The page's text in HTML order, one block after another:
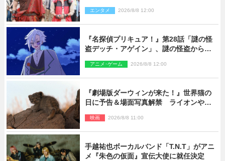
エンタメ 2026/8/8 12:00
『名探偵プリキュア！』第28話「謎の怪
盗デッチ・アゲイン」、謎の怪盗から不
アニメ･ゲーム 2026/8/8 12:00
『劇場版ダーウィンが来た！』世界猫の
日に予告＆場面写真解禁 ライオンやマ
映画 2026/8/8 11:00
手越祐也ボーカルバンド「T.N.T」がアニ
メ『朱色の仮面』宣伝大使に就任決定